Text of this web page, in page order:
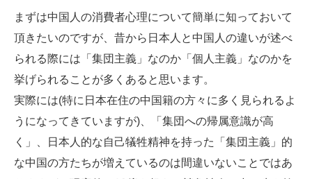
まずは中国人の消費者心理について簡単に知っておいて
頂きたいのですが、昔から日本人と中国人の違いが述べ
られる際には「集団主義」なのか「個人主義」なのかを
挙げられることが多くあると思います。
実際には(特に日本在住の中国籍の方々に多く見られるよ
うになってきていますが)、「集団への帰属意識が高
く」、日本人的な自己犠牲精神を持った「集団主義」的
な中国の方たちが増えているのは間違いないことではあ